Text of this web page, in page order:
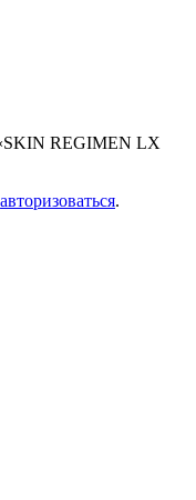
REGIMEN LX
авторизоваться.